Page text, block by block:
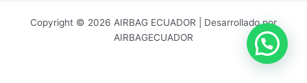
Copyright © 2026 AIRBAG ECUADOR | Desarrollado por
AIRBAGECUADOR